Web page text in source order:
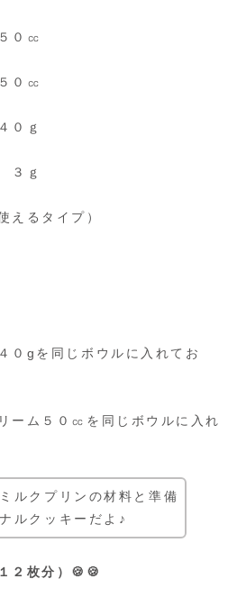
㏄
㏄
ｇ
ｇ
えるタイプ）
０gを同じボウルに入れてお
ーム５０㏄を同じボウルに入れ
ルクプリンの材料と準備
ルクッキーだよ♪
２枚分）🍪🍪